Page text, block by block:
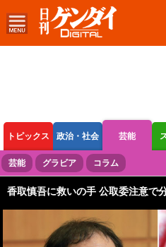
トピックス 政治・社会 芸能
ボートレース 競輪 オートレース
芸能 グラビア コラム
香取慎吾に救いの手 公取委注意で